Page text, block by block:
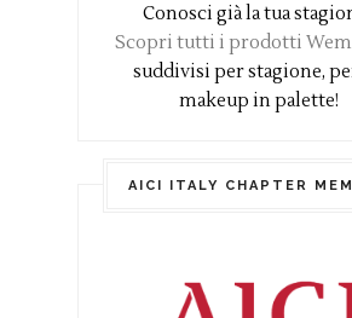
Conosci già la tua
Scopri tutti i prodotti
suddivisi per stagione,
makeup in palette!
AICI ITALY CHAPTER